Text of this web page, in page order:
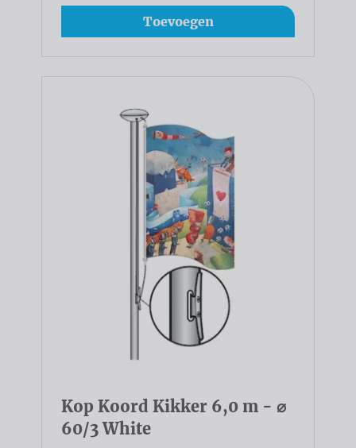
Toevoegen
Kop Koord Kikker 6,0 m - ⌀
60/3 White